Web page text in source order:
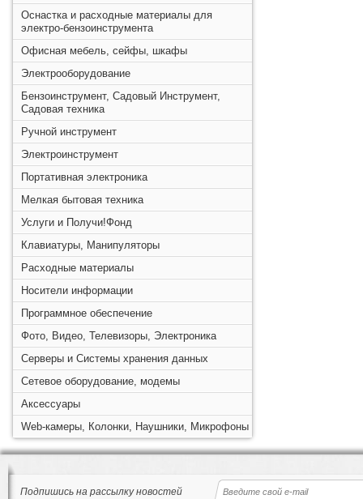
Оснастка и расходные материалы для
электро-бензоинструмента
Офисная мебель, сейфы, шкафы
Электрооборудование
Бензоинструмент, Садовый Инструмент,
Садовая техника
Ручной инструмент
Электроинструмент
Портативная электроника
Мелкая бытовая техника
Услуги и Получи!Фонд
Клавиатуры, Манипуляторы
Расходные материалы
Носители информации
Программное обеспечение
Фото, Видео, Телевизоры, Электроника
Серверы и Системы хранения данных
Сетевое оборудование, модемы
Аксессуары
Web-камеры, Колонки, Наушники, Микрофоны
Подпишись на рассылку новостей